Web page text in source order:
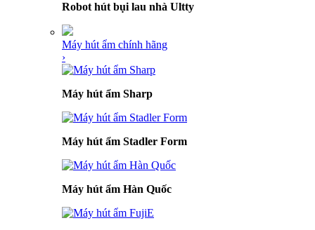
Robot hút bụi lau nhà Ultty
Máy hút ẩm chính hãng
›
Máy hút ẩm Sharp
Máy hút ẩm Stadler Form
Máy hút ẩm Hàn Quốc